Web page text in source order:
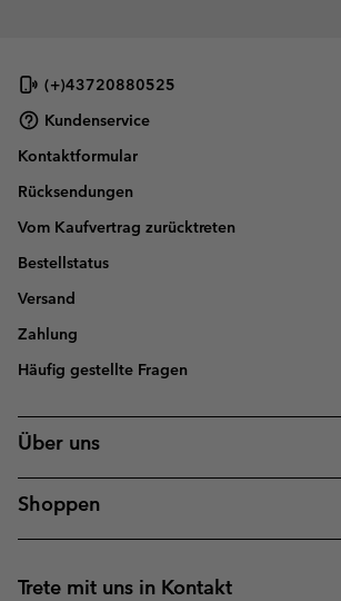
(+)43720880525
Kundenservice
Kontaktformular
Rücksendungen
Vom Kaufvertrag zurücktreten
Bestellstatus
Versand
Zahlung
Häufig gestellte Fragen
Über uns
Shoppen
Trete mit uns in Kontakt